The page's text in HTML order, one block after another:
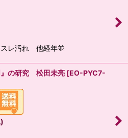
スレ汚れ 他経年並
』の研究 松田未亮 [EO-PYC7-